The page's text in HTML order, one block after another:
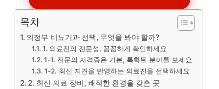
목차
의정부 비뇨기과 선택, 무엇을 봐야 할까?
1. 의료진의 전문성, 꼼꼼하게 확인하세요
1-1. 전문의 자격증은 기본, 특화된 분야를 보세요
1-2. 최신 지견을 반영하는 의료진을 선택하세요
2. 최신 의료 장비, 쾌적한 환경을 갖춘 곳